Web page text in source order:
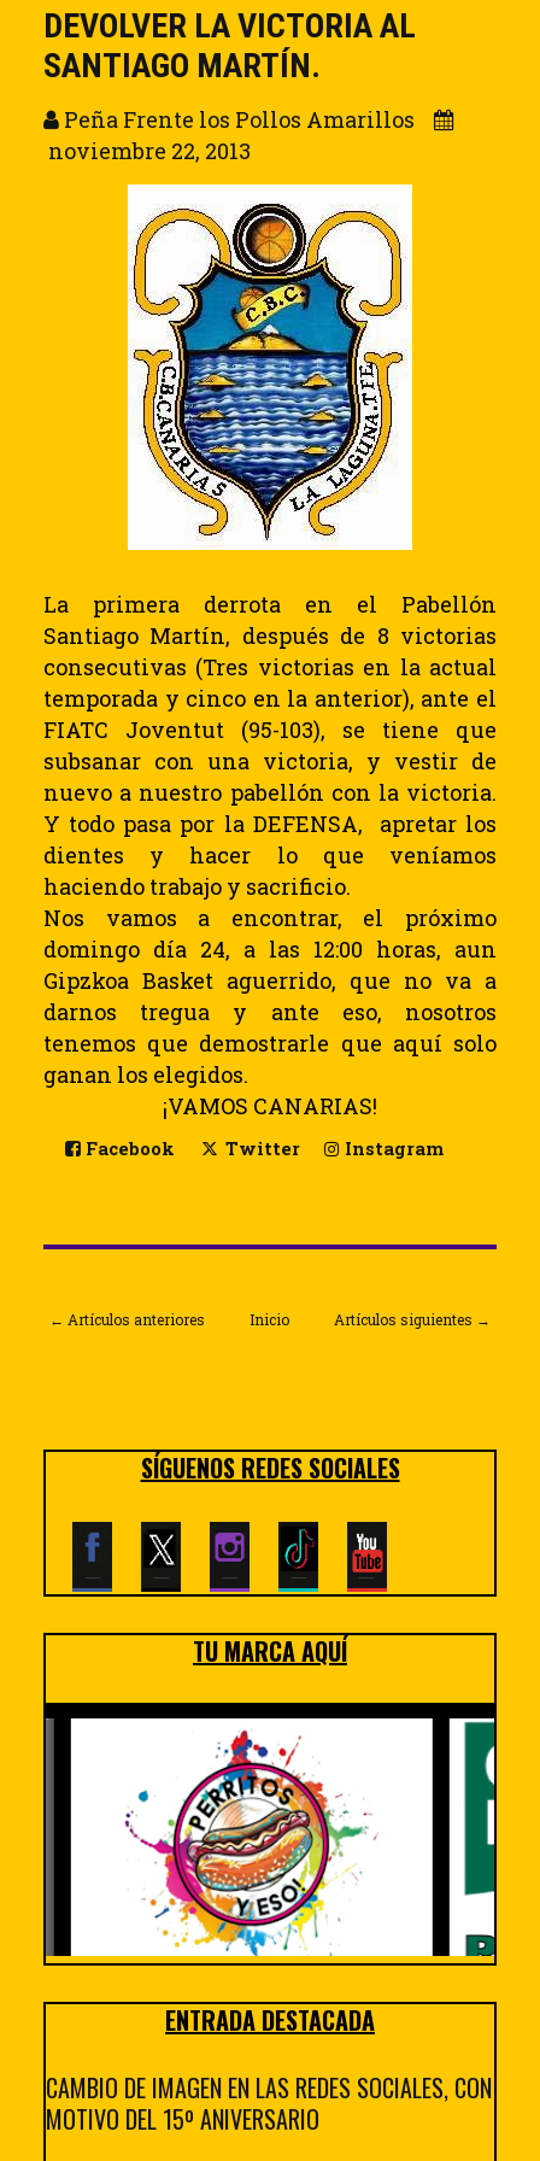
DEVOLVER LA VICTORIA AL
SANTIAGO MARTÍN.
Peña Frente los Pollos Amarillos
noviembre 22, 2013
La primera derrota en el Pabellón
Santiago Martín, después de 8 victorias
consecutivas (Tres victorias en la actual
temporada y cinco en la anterior), ante el
FIATC Joventut (95-103), se tiene que
subsanar con una victoria, y vestir de
nuevo a nuestro pabellón con la victoria.
Y todo pasa por la DEFENSA,
apretar los
dientes y hacer lo que veníamos
haciendo trabajo y sacrificio.
Nos vamos a encontrar, el próximo
domingo día 24, a las 12:00 horas, aun
Gipzkoa Basket aguerrido, que no va a
darnos tregua y ante eso, nosotros
tenemos que demostrarle que aquí solo
ganan los elegidos.
¡VAMOS CANARIAS!
Facebook Twitter Instagram
← Artículos anteriores Artículos siguientes →
Inicio
SÍGUENOS REDES SOCIALES
TU MARCA AQUÍ
ENTRADA DESTACADA
CAMBIO DE IMAGEN EN LAS REDES SOCIALES, CON
MOTIVO DEL 15º ANIVERSARIO